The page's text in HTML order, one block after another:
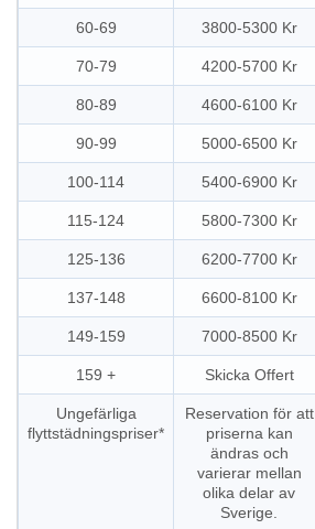
60-69 3800-5300 Kr
70-79 4200-5700 Kr
80-89 4600-6100 Kr
90-99 5000-6500 Kr
100-114 5400-6900 Kr
115-124 5800-7300 Kr
125-136 6200-7700 Kr
137-148 6600-8100 Kr
149-159 7000-8500 Kr
159 + Skicka Offert
Ungefärliga
flyttstädningspriser*
Reservation för att
priserna kan
ändras och
varierar mellan
olika delar av
Sverige.